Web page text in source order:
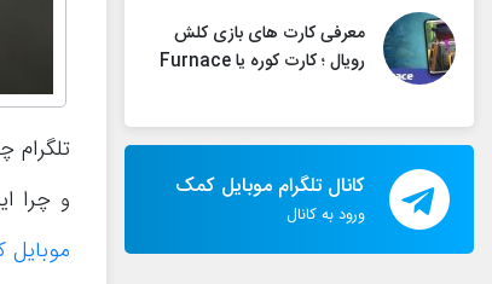
معرفی کارت های بازی کلش
رویال ؛ کارت کوره یا Furnace
کانال تلگرام موبایل کمک
ورود به کانال
و چرا